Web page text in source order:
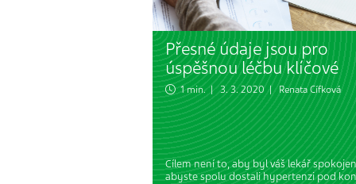
Přesné údaje jsou pro
úspěšnou léčbu klíčové
1 min. | 3. 3. 2020 |Renata Cífková
Cílem není to, aby byl váš lekář
abyste spolu dostali hypertenzi pod